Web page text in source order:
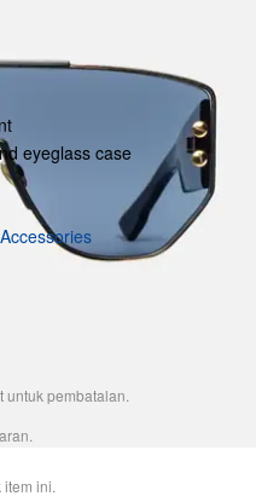
eyeglass case
Accessories
untuk pembatalan.
ini.